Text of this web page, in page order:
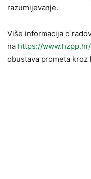
razumijevanje.
Više informacija o
na https://
obustava prometa kroz